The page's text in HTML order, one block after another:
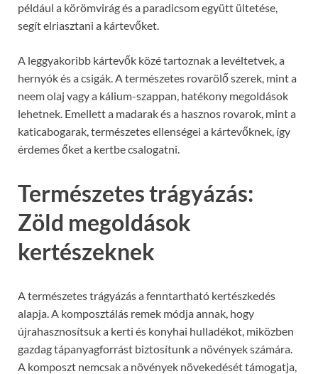
például a körömvirág és a paradicsom együtt ültetése,
segít elriasztani a kártevőket.
A leggyakoribb kártevők közé tartoznak a levéltetvek, a
hernyók és a csigák. A természetes rovarölő szerek, mint a
neem olaj vagy a kálium-szappan, hatékony megoldások
lehetnek. Emellett a madarak és a hasznos rovarok, mint a
katicabogarak, természetes ellenségei a kártevőknek, így
érdemes őket a kertbe csalogatni.
Természetes trágyázás:
Zöld megoldások
kertészeknek
A természetes trágyázás a fenntartható kertészkedés
alapja. A komposztálás remek módja annak, hogy
újrahasznosítsuk a kerti és konyhai hulladékot, miközben
gazdag tápanyagforrást biztosítunk a növények számára.
A komposzt nemcsak a növények növekedését támogatja,